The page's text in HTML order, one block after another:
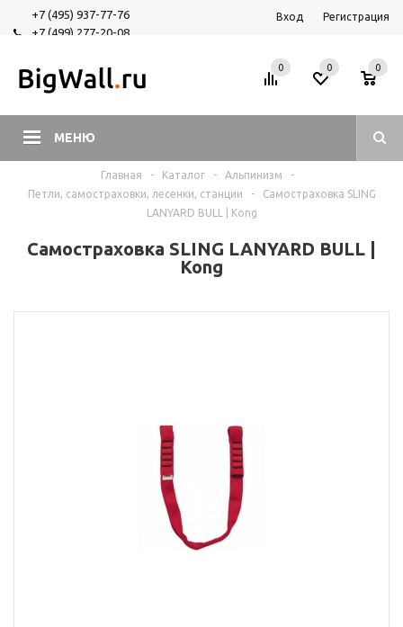
+7 (495) 937-77-76
+7 (499) 277-20-08
Вход Регистрация
МЕНЮ
0 0
0
Главная - Каталог - Альпинизм
-
Петли, самостраховки, лесенки, станции
-
Самостраховка SLING
LANYARD BULL | Kong
Самостраховка SLING LANYARD BULL |
Kong